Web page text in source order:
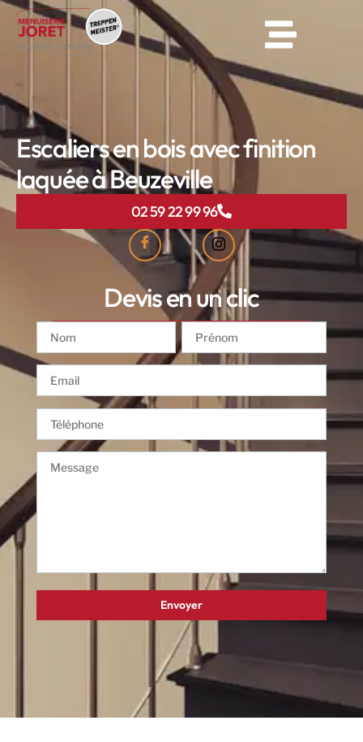
Escaliers en bois avec finition
laquée à Beuzeville
02 59 22 99 96
Devis en un clic